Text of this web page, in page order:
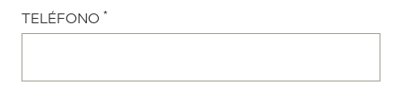
TELÉFONO *